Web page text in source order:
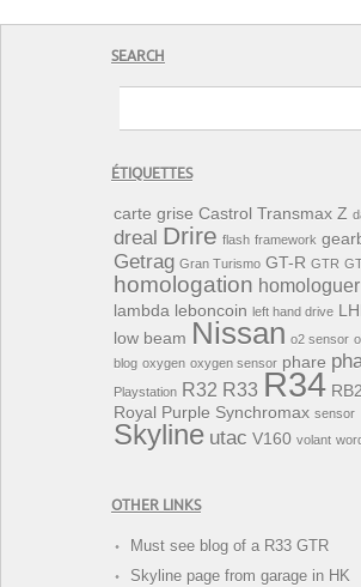
SEARCH
ÉTIQUETTES
carte grise Castrol Transmax Z
dreal Drire flash framework
Getrag Gran Turismo GT-R GTR
homologation homologuer
lambda leboncoin left hand drive
low beam Nissan o2 sensor
blog oxygen oxygen sensor phare
Playstation R32 R33 R34
Royal Purple Synchromax sensor
Skyline utac V160 volant
OTHER LINKS
Must see blog of a R33 GTR
Skyline page from garage in HK